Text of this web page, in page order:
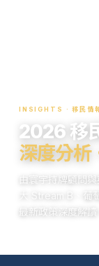
INSIGHTS · 移民情
2026 移
深度分析
由寰宇持牌顧問
大 Stream B、
最新政策深度解讀